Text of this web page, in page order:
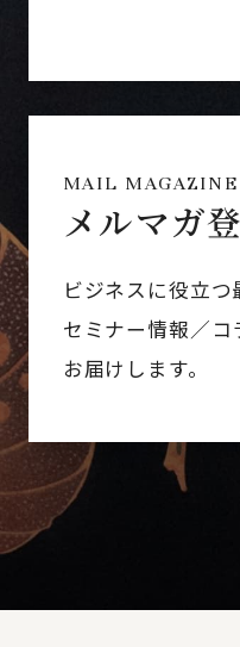
MAIL MAGAZINE
メルマガ
ビジネスに役立
セミナー情報／コ
お届けします。